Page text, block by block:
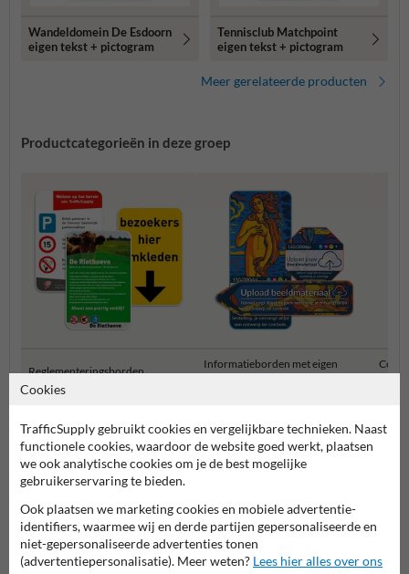
Wandeldomein De Esdoorn
eigen tekst + pictogram
Tennisclub Matchpoint
eigen tekst + pictogram
Meer gerelateerde producten
Productcategorieën in deze groep
Reglementeringsborden
Informatieborden met eigen
Informatieborden Privé terrein
Cookies
TrafficSupply gebruikt cookies en vergelijkbare technieken. Naast
functionele cookies, waardoor de website goed werkt, plaatsen
we ook analytische cookies om je de best mogelijke
gebruikerservaring te bieden.
Ook plaatsen we marketing cookies en mobiele advertentie-
identifiers, waarmee wij en derde partijen gepersonaliseerde en
niet-gepersonaliseerde advertenties tonen
(advertentiepersonalisatie). Meer weten? Lees hier alles over ons